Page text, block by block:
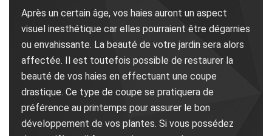
Après un certain âge, vos haies auront un aspect
visuel inesthétique car elles pourraient être dégarnies
ou envahissante. La beauté de votre jardin sera alors
affectée. Il est toutefois possible de restaurer la
beauté de vos haies en effectuant une coupe
drastique. Ce type de coupe se pratiquera de
préférence au printemps pour assurer le bon
développement de vos plantes. Si vous possédez